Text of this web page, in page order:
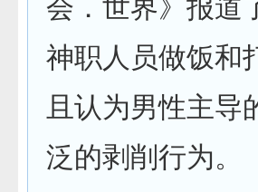
会．世界》报道
神职人员做饭和
且认为男性主导
泛的剥削行为。